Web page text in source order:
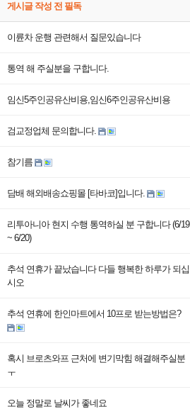
게시글 작성 전 필독
이륜차 운행 관련해서 질문있습니다
통역 해 주실분을 구합니다.
임­신5주인공유­산비용,임­신6주인공유­산비용
검교정업체 문의합니다.
참기름
담배 해외배송쇼핑몰 [타바코]입니다.
리투아니아 현지 수행 통역하실 분 구합니다 (6/19
~ 6/20)
추석 연휴가 끝났습니다 다들 행복한 하루가 되십
시오
추석 연휴에 한인마트에서 10프로 받는방법은?
혹시 브로츠와프 근처에 변기막힘 해결해주실분
ㅜ
오늘 정말로 날씨가 좋네요